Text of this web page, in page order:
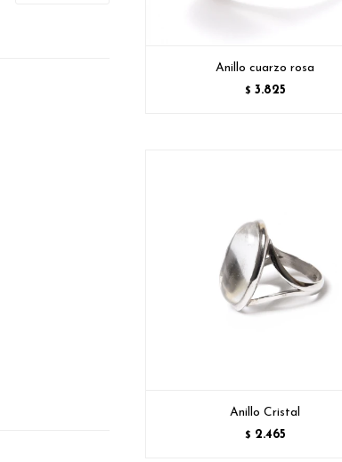
Anillo cuarzo rosa
$ 3.825
Anillo Cristal
$ 2.465